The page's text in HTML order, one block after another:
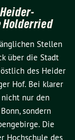
Holderried
Stellen
über die Stadt
des Heider
Hof. Bei klarer
nur den
sondern
Die
Hochschule des